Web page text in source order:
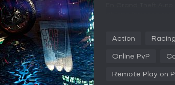
atracos mientras
persona con
enfoques sigilosos
Action Racing
Online PvP
Remote Play on